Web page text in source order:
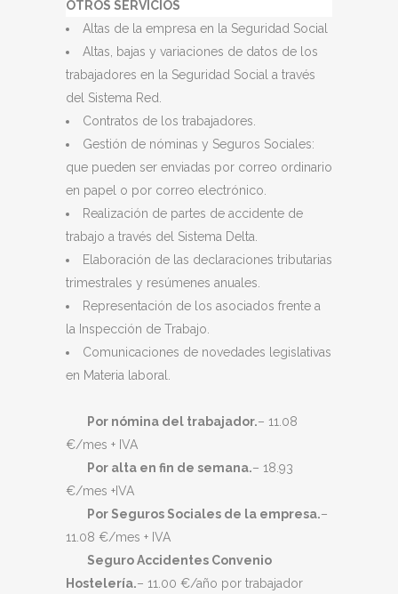
OTROS SERVICIOS
Altas de la empresa en la Seguridad Social
Altas, bajas y variaciones de datos de los
trabajadores en la Seguridad Social a través
del Sistema Red.
Contratos de los trabajadores.
Gestión de nóminas y Seguros Sociales:
que pueden ser enviadas por correo ordinario
en papel o por correo electrónico.
Realización de partes de accidente de
trabajo a través del Sistema Delta.
Elaboración de las declaraciones tributarias
trimestrales y resúmenes anuales.
Representación de los asociados frente a
la Inspección de Trabajo.
Comunicaciones de novedades legislativas
en Materia laboral.
Por nómina del trabajador.– 11.08
€/mes + IVA
Por alta en fin de semana.– 18.93
€/mes +IVA
Por Seguros Sociales de la empresa.–
11.08 €/mes + IVA
Seguro Accidentes Convenio
Hostelería.– 11.00 €/año por trabajador